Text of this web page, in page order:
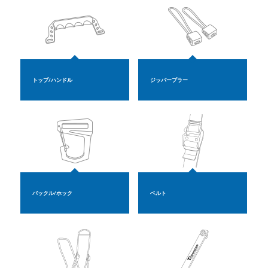
トップ/ハンドル ジッパープラー
バックル/ホック ベルト